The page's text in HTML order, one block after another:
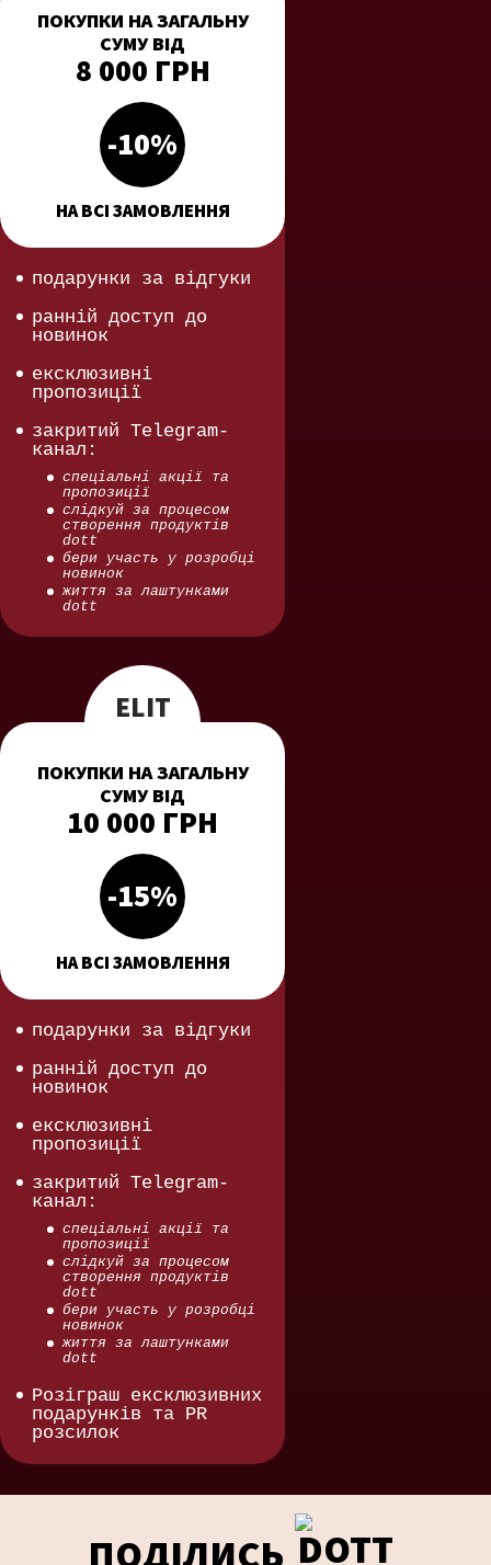
ПОКУПКИ НА ЗАГАЛЬНУ
СУМУ ВІД
8 000 ГРН
-10%
НА ВСІ ЗАМОВЛЕННЯ
подарунки за відгуки
ранній доступ до
новинок
ексклюзивні
пропозиції
закритий Telegram-
канал:
спеціальні акції та
пропозиції
слідкуй за процесом
створення продуктів
dott
бери участь у розробці
новинок
життя за лаштунками
dott
ELIT
ПОКУПКИ НА ЗАГАЛЬНУ
СУМУ ВІД
10 000 ГРН
-15%
НА ВСІ ЗАМОВЛЕННЯ
подарунки за відгуки
ранній доступ до
новинок
ексклюзивні
пропозиції
закритий Telegram-
канал:
спеціальні акції та
пропозиції
слідкуй за процесом
створення продуктів
dott
бери участь у розробці
новинок
життя за лаштунками
dott
Розіграш ексклюзивних
подарунків та PR
розсилок